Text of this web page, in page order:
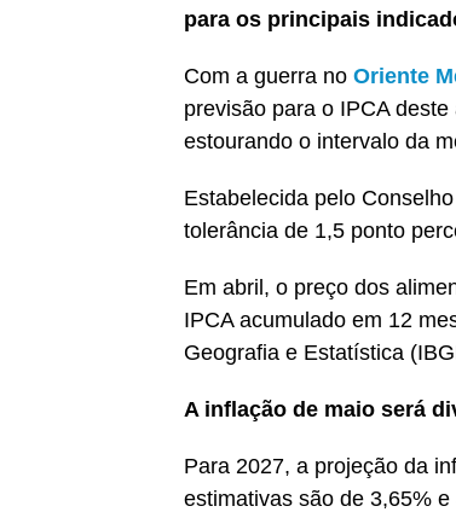
para os principais
Com a guerra no Oriente
previsão para o IPCA
estourando o intervalo da
Estabelecida pelo
tolerância de 1,5 ponto
Em abril, o preço dos
IPCA acumulado em 12
Geografia e Estatística
A inflação de maio será
Para 2027, a projeção da
estimativas são de 3,65%